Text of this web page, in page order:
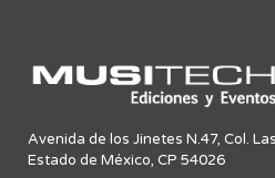
Avenida de los Jinetes N.47, Col.
Estado de México, CP 54026